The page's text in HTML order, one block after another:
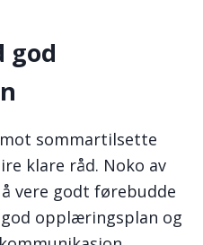
god
sommartilsette
klare råd. Noko av
vere godt førebudde
opplæringsplan og